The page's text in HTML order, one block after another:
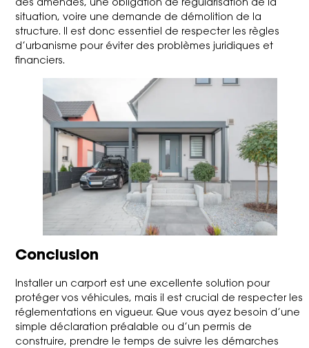
des amendes, une obligation de régularisation de la
situation, voire une demande de démolition de la
structure. Il est donc essentiel de respecter les règles
d’urbanisme pour éviter des problèmes juridiques et
financiers.
Conclusion
Installer un carport est une excellente solution pour
protéger vos véhicules, mais il est crucial de respecter les
réglementations en vigueur. Que vous ayez besoin d’une
simple déclaration préalable ou d’un permis de
construire, prendre le temps de suivre les démarches